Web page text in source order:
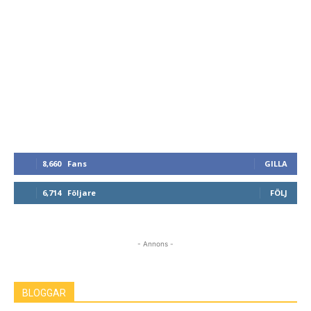
8,660 Fans GILLA
6,714 Följare FÖLJ
- Annons -
BLOGGAR